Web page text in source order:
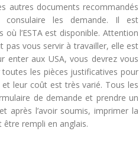
autres documents recommandés
les demande. Il est
l’ESTA est disponible. Attention
pas vous servir à travailler, elle est
enter aux USA, vous devrez vous
les pièces justificatives pour
leur coût est très varié. Tous les
de demande et prendre un
après l’avoir soumis, imprimer la
rempli en anglais.